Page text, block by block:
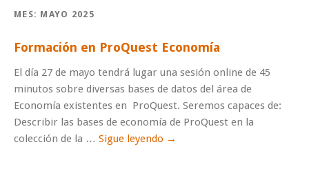
MES: MAYO 2025
Formación en ProQuest Economía
El día 27 de mayo tendrá lugar una sesión online de 45
minutos sobre diversas bases de datos del área de
Economía existentes en ProQuest. Seremos capaces de:
Describir las bases de economía de ProQuest en la
colección de la … Sigue leyendo →